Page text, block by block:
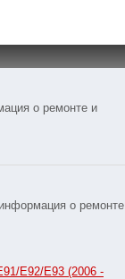
о ремонте и
о ремонте
E92/E93 (2006 -